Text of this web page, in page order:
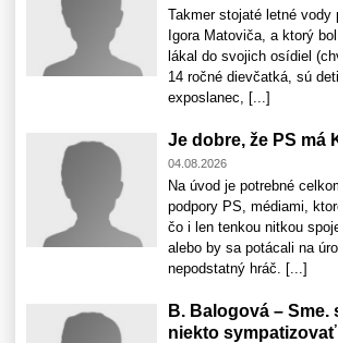
Takmer stojaté letné
Igora Matoviča, a ktorý
lákal do svojich osídiel
14 ročné dievčatká, sú
exposlanec, [...]
Je dobre, že PS má
04.08.2026
Na úvod je potrebné
podpory PS, médiami,
čo i len tenkou nitkou
alebo by sa potácali na
nepodstatný hráč. [...]
B. Balogová –
niekto